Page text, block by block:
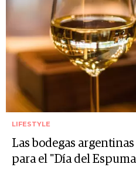
LIFESTYLE
Las bodegas
para el "Día del